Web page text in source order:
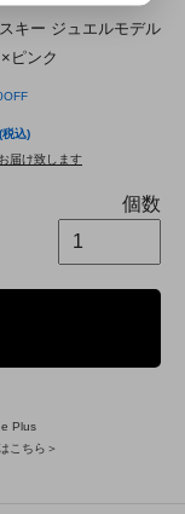
キー ジュエルモデル
ピンク
(税込)
届け致します
個数
Plus
こちら＞